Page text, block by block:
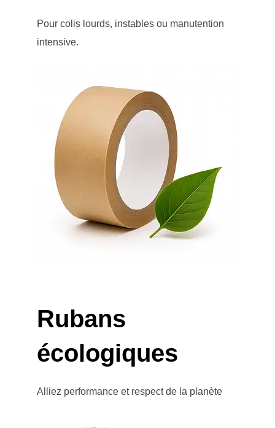
Pour colis lourds, instables ou manutention
intensive.
Rubans
écologiques
Alliez performance et respect de la planète